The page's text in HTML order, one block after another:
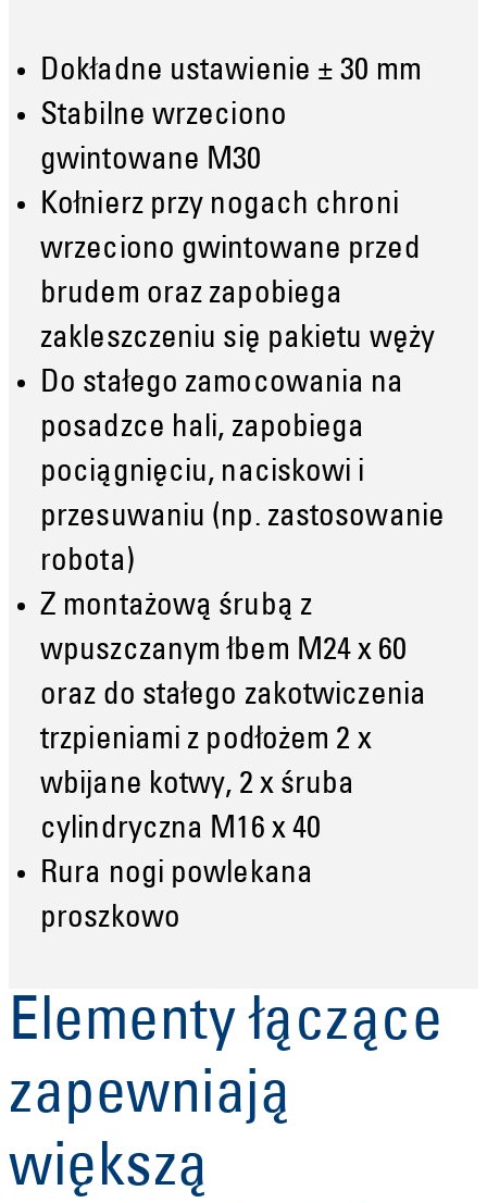
Dokładne ustawienie ± 30 mm
Stabilne wrzeciono
gwintowane M30
Kołnierz przy nogach chroni
wrzeciono gwintowane przed
brudem oraz zapobiega
zakleszczeniu się pakietu węży
Do stałego zamocowania na
posadzce hali, zapobiega
pociągnięciu, naciskowi i
przesuwaniu (np. zastosowanie
robota)
Z montażową śrubą z
wpuszczanym łbem M24 x 60
oraz do stałego zakotwiczenia
trzpieniami z podłożem 2 x
wbijane kotwy, 2 x śruba
cylindryczna M16 x 40
Rura nogi powlekana
proszkowo
Elementy łączące
zapewniają
większą